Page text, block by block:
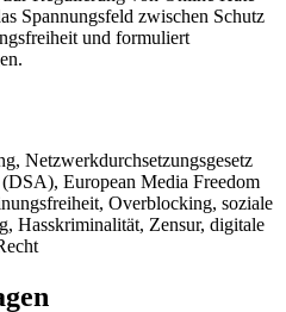
Spannungsfeld zwischen Schutz
und formuliert
Netzwerkdurchsetzungsgesetz
European Media Freedom
Overblocking, soziale
Hasskriminalität, Zensur, digitale